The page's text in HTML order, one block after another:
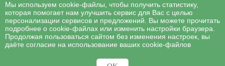
Подписываясь на рассылку, Вы соглашаетесь c условиями политикиобработки
персональных данных
©Профессиональная косметология, 2007 - 2026
Все права на материалы сайта www.profcosmetology.ru охраняются в
Имеются противопоказания, необходима консультация специалиста.
Мы используем cookie-файлы, чтобы получить статистику,
которая помогает нам улучшить сервис для Вас с целью
персонализации сервисов и предложений. Вы можете прочитать
подробнее о cookie-файлах или изменить настройки браузера.
Продолжая пользоваться сайтом без изменения настроек, вы
даёте согласие на использование ваших cookie-файлов